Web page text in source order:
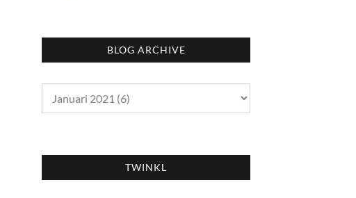
BLOG ARCHIVE
TWINKL